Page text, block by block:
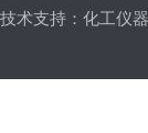
技术支持： 化工仪